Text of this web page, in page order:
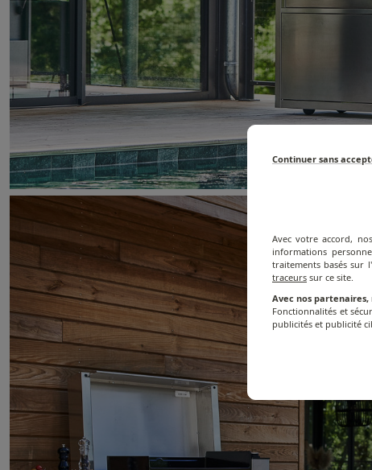
Continuer sans
Avec votre accord,
informations
traitements basés sur
traceurs sur ce site.
Avec nos
Fonctionnalités et
publicités et publicité